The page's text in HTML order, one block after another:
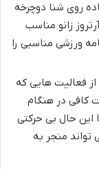
روی شنا دوچرخه
زانو مناسب
ورزشی مناسبی را
از فعالیت هایی که
کافی در هنگام
حال بی حرکتی
منجر به